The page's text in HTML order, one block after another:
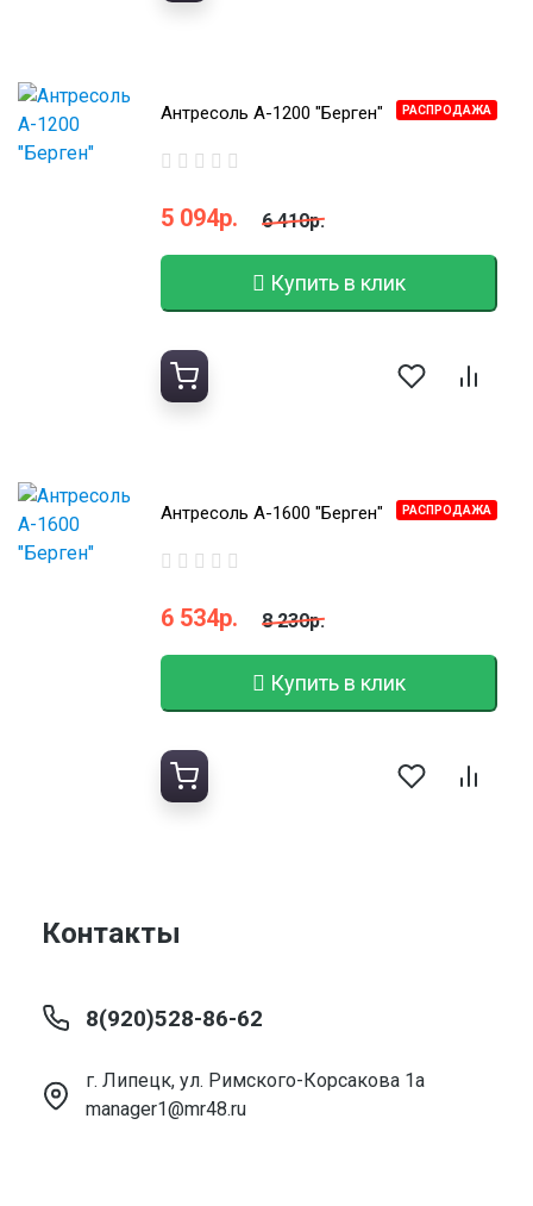
РАСПРОДАЖА
Антресоль А-1200 "Берген"
5 094р. 6 410р.
Купить в клик
РАСПРОДАЖА
Антресоль А-1600 "Берген"
6 534р. 8 230р.
Купить в клик
Контакты
8(920)528-86-62
г. Липецк, ул. Римского-Корсакова 1а
manager1@mr48.ru